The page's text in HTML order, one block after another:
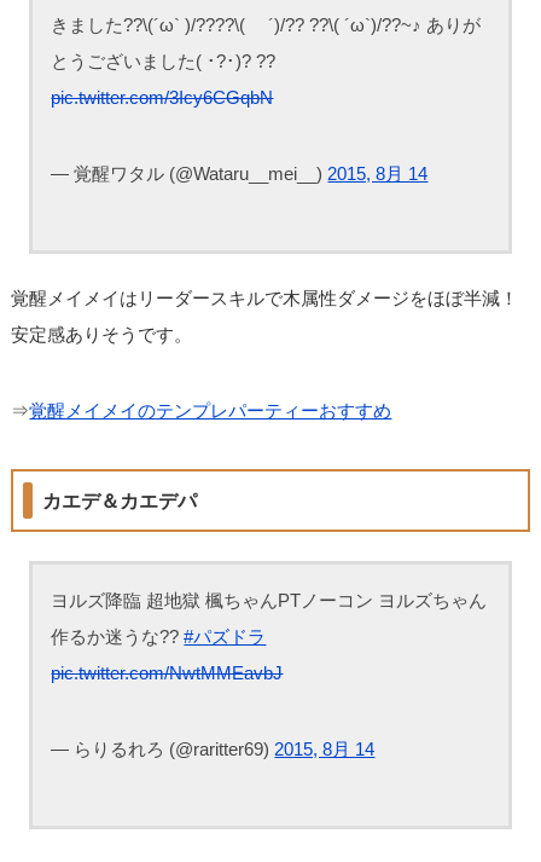
きました??\(´ω` )/????\( ´)/?? ??\( ´ω`)/??~♪ ありが
とうございました( ･?･)? ??
pic.twitter.com/3Icy6CGqbN
— 覚醒ワタル (@Wataru__mei__) 2015, 8月 14
覚醒メイメイはリーダースキルで木属性ダメージをほぼ半減！
安定感ありそうです。
⇒覚醒メイメイのテンプレパーティーおすすめ
カエデ＆カエデパ
ヨルズ降臨 超地獄 楓ちゃんPTノーコン ヨルズちゃん
作るか迷うな??#パズドラ
pic.twitter.com/NwtMMEavbJ
— らりるれろ (@raritter69) 2015, 8月 14